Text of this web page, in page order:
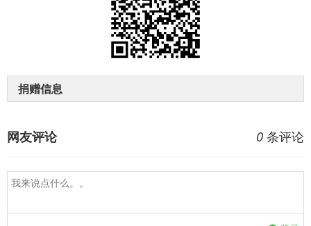
捐赠信息
0 条评论
网友评论